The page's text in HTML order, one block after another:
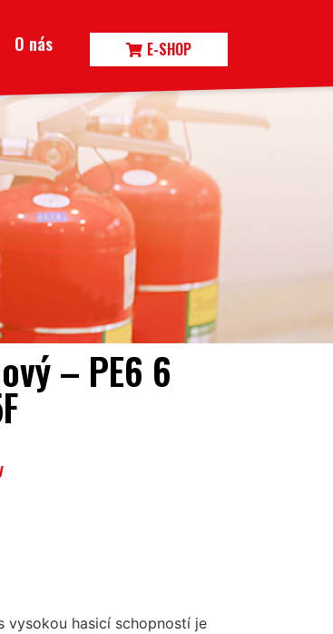
O nás
E-SHOP
– PE6 6
vysokou hasicí schopností je